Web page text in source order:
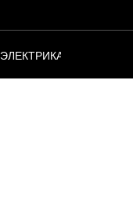
ЭЛЕКТРИКА